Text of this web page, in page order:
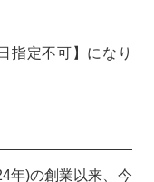
指定不可】になり
年)の創業以来、今